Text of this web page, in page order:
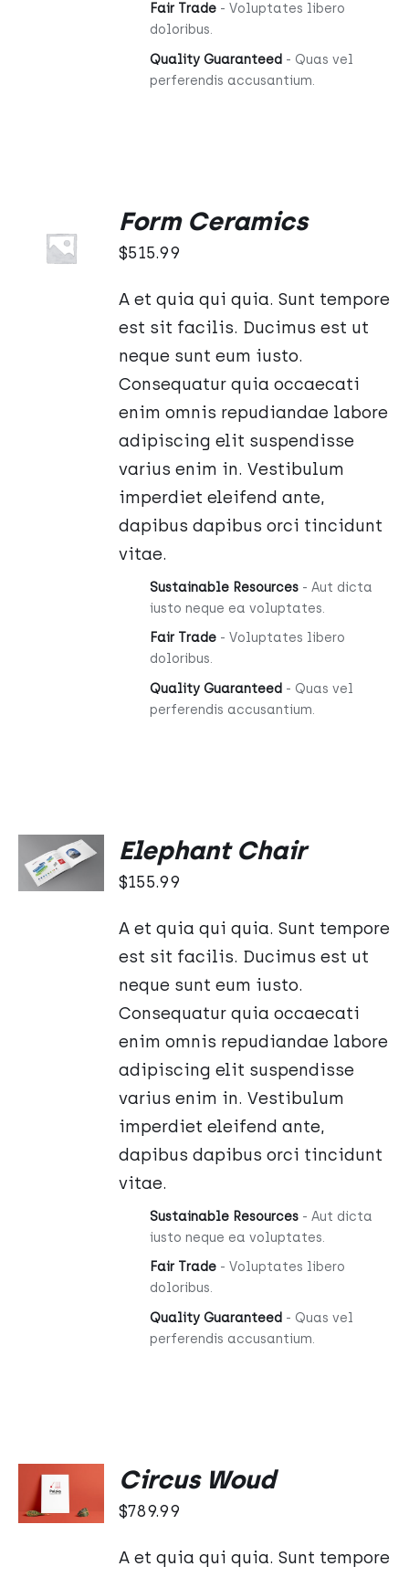
Fair Trade- Voluptates libero
doloribus.
Quality Guaranteed - Quas vel
perferendis accusantium.
5.00na 5
DO
KOSZYKA
Form Ceramics
$515.99
A et quia qui quia. Sunt tempore
est sit facilis. Ducimus est ut
neque sunt eum iusto.
Consequatur quia occaecati
enim omnis repudiandae labore
adipiscing elit suspendisse
varius enim in. Vestibulum
imperdiet eleifend ante,
dapibus dapibus orci tincidunt
vitae.
Sustainable Resources- Aut dicta
iusto neque ea voluptates.
Fair Trade- Voluptates libero
doloribus.
Quality Guaranteed - Quas vel
perferendis accusantium.
DO
KOSZYKA
/
Elephant Chair
$155.99
A et quia qui quia. Sunt tempore
est sit facilis. Ducimus est ut
neque sunt eum iusto.
Consequatur quia occaecati
enim omnis repudiandae labore
adipiscing elit suspendisse
varius enim in. Vestibulum
imperdiet eleifend ante,
dapibus dapibus orci tincidunt
vitae.
Sustainable Resources- Aut dicta
iusto neque ea voluptates.
Fair Trade- Voluptates libero
doloribus.
Quality Guaranteed - Quas vel
perferendis accusantium.
DO
KOSZYKA
Circus Woud
$789.99
A et quia qui quia. Sunt tempore